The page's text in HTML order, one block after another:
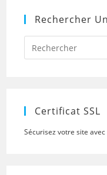
Rechercher
Certificat SSL
Sécurisez votre site